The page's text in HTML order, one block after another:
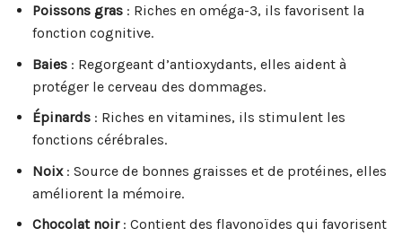
Poissons gras: Riches en oméga-3, ils favorisent la
fonction cognitive.
Baies: Regorgeant d’antioxydants, elles aident à
protéger le cerveau des dommages.
Épinards: Riches en vitamines, ils stimulent les
fonctions cérébrales.
Noix: Source de bonnes graisses et de protéines, elles
améliorent la mémoire.
Chocolat noir: Contient des flavonoïdes qui favorisent